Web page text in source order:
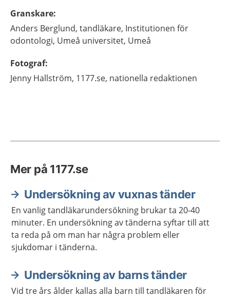
Granskare:
Anders Berglund, tandläkare, Institutionen för
odontologi, Umeå universitet, Umeå
Fotograf:
Jenny Hallström, 1177.se, nationella redaktionen
Mer på 1177.se
Undersökning av vuxnas tänder
En vanlig tandläkarundersökning brukar ta 20-40
minuter. En undersökning av tänderna syftar till att
ta reda på om man har några problem eller
sjukdomar i tänderna.
Undersökning av barns tänder
Vid tre års ålder kallas alla barn till tandläkaren för